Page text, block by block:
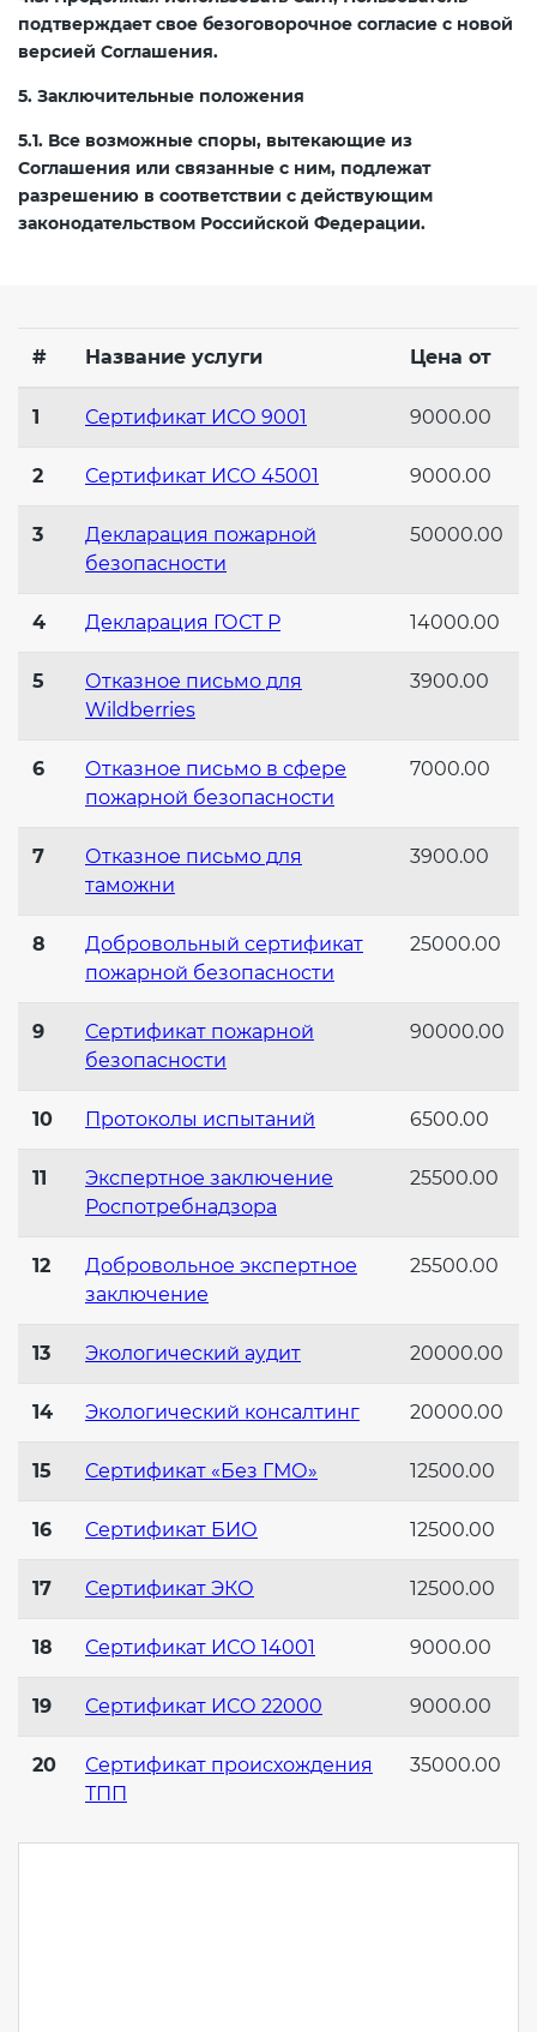
подтверждает свое безоговорочное согласие с новой
версией Соглашения.
5. Заключительные положения
5.1. Все возможные споры, вытекающие из
Соглашения или связанные с ним, подлежат
разрешению в соответствии с действующим
законодательством Российской Федерации.
# Название услуги Цена от
1 Сертификат ИСО 9001 9000.00
2 Сертификат ИСО 45001 9000.00
3
Декларация пожарной
безопасности
50000.00
4 Декларация ГОСТ Р 14000.00
5
Отказное письмо для
Wildberries
3900.00
6
Отказное письмо в сфере
пожарной безопасности
7000.00
7
Отказное письмо для
таможни
3900.00
8
Добровольный сертификат
пожарной безопасности
25000.00
9
Сертификат пожарной
безопасности
90000.00
10 Протоколы испытаний 6500.00
11
Экспертное заключение
Роспотребнадзора
25500.00
12
Добровольное экспертное
заключение
25500.00
13 Экологический аудит 20000.00
14 Экологический консалтинг 20000.00
15 Сертификат «Без ГМО» 12500.00
16 Сертификат БИО 12500.00
17 Сертификат ЭКО 12500.00
18 Сертификат ИСО 14001 9000.00
19 Сертификат ИСО 22000 9000.00
20
Сертификат происхождения
ТПП
35000.00
(ТР ТС 007)
Сертификация товаров легкой
промышленности (ТР ТС 017)
Сертификация промышленного
оборудования (ТР ТС 010)
индивидуальной защиты (ТР ТС
019)
Действующие технические
регламенты